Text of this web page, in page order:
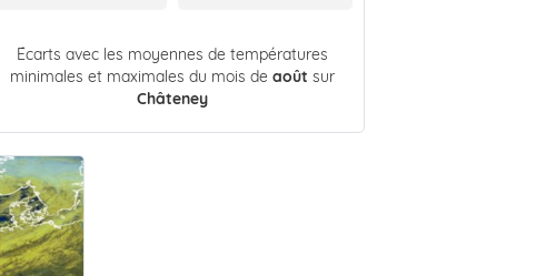
Écarts avec les moyennes de températures
minimales et maximales du mois de août sur
Châteney